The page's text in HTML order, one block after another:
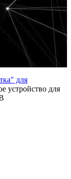
для
устройство для